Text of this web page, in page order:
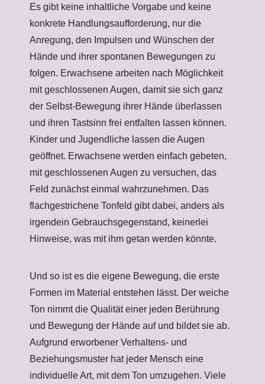
Es gibt keine inhaltliche Vorgabe und keine
konkrete Handlungsaufforderung, nur die
Anregung, den Impulsen und Wünschen der
Hände und ihrer spontanen Bewegungen zu
folgen. Erwachsene arbeiten nach Möglichkeit
mit geschlossenen Augen, damit sie sich ganz
der Selbst-Bewegung ihrer Hände überlassen
und ihren Tastsinn frei entfalten lassen können.
Kinder und Jugendliche lassen die Augen
geöffnet. Erwachsene werden einfach gebeten,
mit geschlossenen Augen zu versuchen, das
Feld zunächst einmal wahrzunehmen. Das
flachgestrichene Tonfeld gibt dabei, anders als
irgendein Gebrauchsgegenstand, keinerlei
Hinweise, was mit ihm getan werden könnte.
Und so ist es die eigene Bewegung, die erste
Formen im Material entstehen lässt. Der weiche
Ton nimmt die Qualität einer jeden Berührung
und Bewegung der Hände auf und bildet sie ab.
Aufgrund erworbener Verhaltens- und
Beziehungsmuster hat jeder Mensch eine
individuelle Art, mit dem Ton umzugehen. Viele